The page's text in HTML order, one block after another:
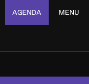
AGENDA MENU